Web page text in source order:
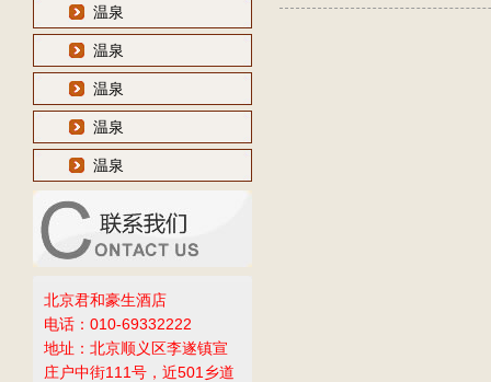
温泉
温泉
温泉
温泉
温泉
北京君和豪生酒店
电话：010-69332222
地址：北京顺义区李遂镇宣
庄户中街111号，近501乡道